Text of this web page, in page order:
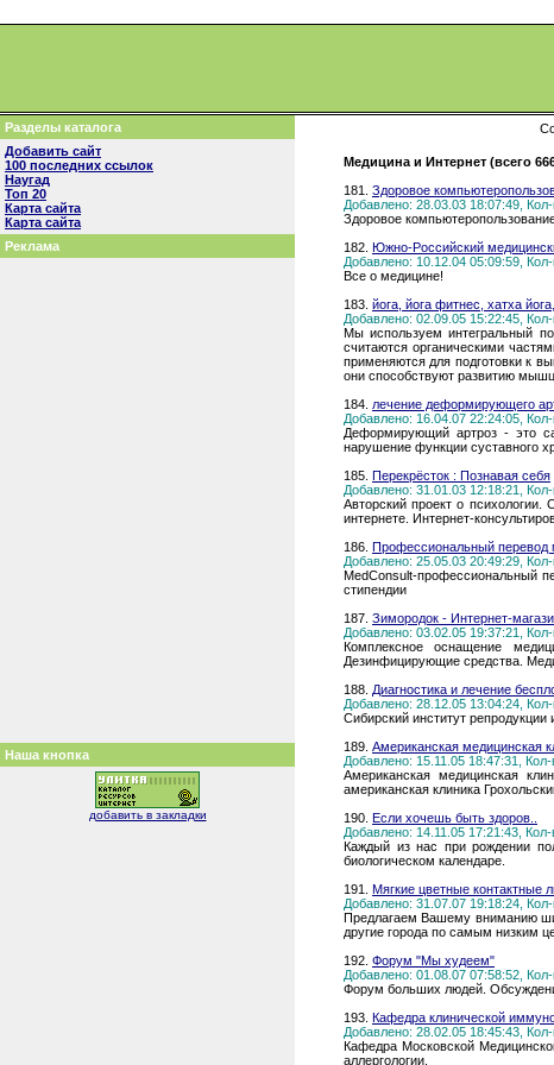
Разделы каталога
Добавить сайт
100 последних ссылок
Наугад
Топ 20
Карта сайта
Карта сайта
Реклама
Наша кнопка
добавить в закладки
Медицина и Интернет (всего
181. Здоровое
Добавлено: 28.03.03 18:07:49,
Здоровое
182. Южно-Российский
Добавлено: 10.12.04 05:09:59,
Все о медицине!
183. йога, йога фитнес, хатха
Добавлено: 02.09.05 15:22:45,
Мы используем интегральный
считаются органическими
применяются для подготовки к
они способствуют развитию
184. лечение деформирующего
Добавлено: 16.04.07 22:24:05,
Деформирующий артроз - это
нарушение функции суставного
185. Перекрёсток : Познавая себя
Добавлено: 31.01.03 12:18:21,
Авторский проект о
интернете. Интернет-
186. Профессиональный перевод
Добавлено: 25.05.03 20:49:29,
MedConsult-профессиональный
стипендии
187. Зимородок - Интернет-
Добавлено: 03.02.05 19:37:21,
Комплексное оснащение
Дезинфицирующие средства.
188. Диагностика и лечение
Добавлено: 28.12.05 13:04:24,
Сибирский институт репродукции
189. Американская медицинская
Добавлено: 15.11.05 18:47:31,
Американская медицинская
американская клиника
190. Если хочешь быть здоров..
Добавлено: 14.11.05 17:21:43,
Каждый из нас при рождении
биологическом календаре.
191. Мягкие цветные контактные
Добавлено: 31.07.07 19:18:24,
Предлагаем Вашему вниманию
другие города по самым низким
192. Форум "Мы худеем"
Добавлено: 01.08.07 07:58:52,
Форум больших людей.
193. Кафедра клинической
Добавлено: 28.02.05 18:45:43,
Кафедра Московской
аллергологии.